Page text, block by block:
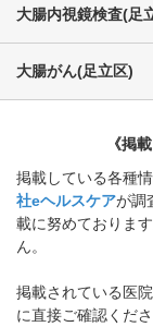
大腸内視鏡検査(足
大腸がん(足立区)
《掲
掲載している各種
社eヘルスケアが調
載に努めておりま
ん。
掲載されている医
に直接ご確認くださ